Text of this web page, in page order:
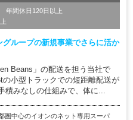
年間休日120日以上
ループの新規事業でさらに活か
Beans」の配送を担う当社で
小型トラックでの短距離配送が
みなしの仕組みで、体に...
圏中心のイオンのネット専用スーパ